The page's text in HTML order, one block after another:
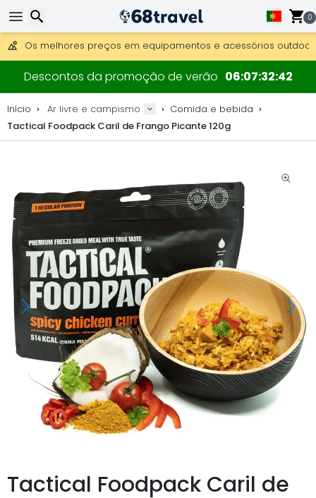
0
Overnight DHL Express também disponível.
30 dias para devolução, 90 dias para mapas de madeira e
Os melhores preços em equipamentos e acessórios outdoor.
Descontos da promoção de verão 06073242
Início Ar livre e campismo
Comida e bebida
Tactical Foodpack Caril de Frango Picante 120g
Tactical Foodpack Caril de
Pesquisar